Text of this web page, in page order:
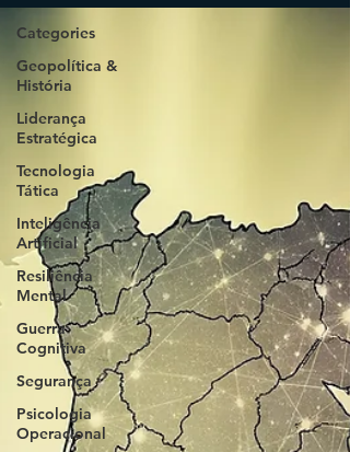
Categories
Geopolítica &
História
Liderança
Estratégica
Tecnologia
Tática
Inteligência
Artificial
Resiliência
Mental
Guerra
Cognitiva
Segurança
Psicologia
Operacional